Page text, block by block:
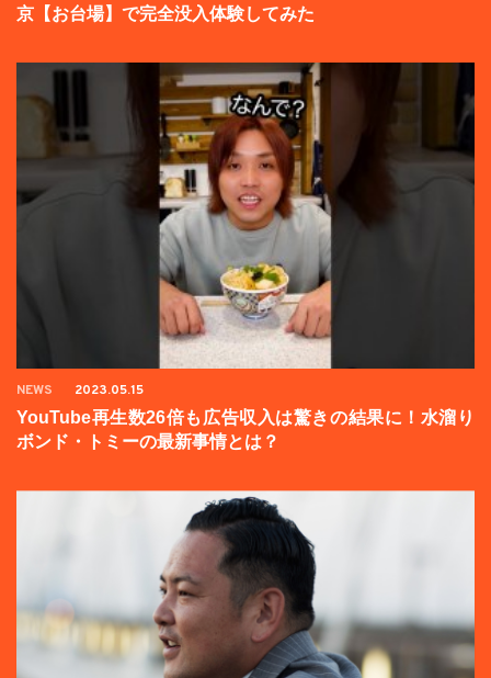
京【お台場】で完全没入体験してみた
NEWS 2023.05.15
YouTube再生数26倍も広告収入は驚きの結果に！水溜り
ボンド・トミーの最新事情とは？